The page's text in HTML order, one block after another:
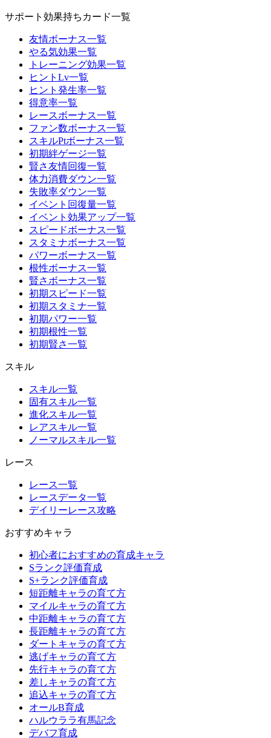
サポート効果持ちカード一覧
友情ボーナス一覧
やる気効果一覧
トレーニング効果一覧
ヒントLv一覧
ヒント発生率一覧
得意率一覧
レースボーナス一覧
ファン数ボーナス一覧
スキルPtボーナス一覧
初期絆ゲージ一覧
賢さ友情回復一覧
体力消費ダウン一覧
失敗率ダウン一覧
イベント回復量一覧
イベント効果アップ一覧
スピードボーナス一覧
スタミナボーナス一覧
パワーボーナス一覧
根性ボーナス一覧
賢さボーナス一覧
初期スピード一覧
初期スタミナ一覧
初期パワー一覧
初期根性一覧
初期賢さ一覧
スキル
スキル一覧
固有スキル一覧
進化スキル一覧
レアスキル一覧
ノーマルスキル一覧
レース
レース一覧
レースデータ一覧
デイリーレース攻略
おすすめキャラ
初心者におすすめの育成キャラ
Sランク評価育成
S+ランク評価育成
短距離キャラの育て方
マイルキャラの育て方
中距離キャラの育て方
長距離キャラの育て方
ダートキャラの育て方
逃げキャラの育て方
先行キャラの育て方
差しキャラの育て方
追込キャラの育て方
オールB育成
ハルウララ有馬記念
デバフ育成